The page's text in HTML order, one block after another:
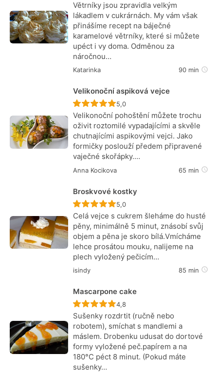
Větrníky jsou zpravidla velkým
lákadlem v cukrárnách. My vám však
přinášíme recept na báječné
karamelové větrníky, které si můžete
upéct i vy doma. Odměnou za
náročnou…
Katarinka 90 min
Velikonoční aspiková vejce
Recept ještě nebyl hodnocen
5,0
Velikonoční pohoštění můžete trochu
oživit roztomilé vypadajícími a skvěle
chutnajícími aspikovými vejci. Jako
formičky poslouží předem připravené
vaječné skořápky.…
Anna Kocikova 65 min
Broskvové kostky
Recept ještě nebyl hodnocen
5,0
Celá vejce s cukrem šleháme do husté
pěny, minimálně 5 minut, znásobí svůj
objem a pěna je skoro bílá.Vmícháme
lehce prosátou mouku, nalijeme na
plech vyložený pečicím…
isindy 85 min
Mascarpone cake
Recept ještě nebyl hodnocen
4,8
Sušenky rozdrtit (ručně nebo
robotem), smíchat s mandlemi a
máslem. Drobenku udusat do dortové
formy vyložené peč.papírem a na
180°C péct 8 minut. (Pokud máte
sušenky…